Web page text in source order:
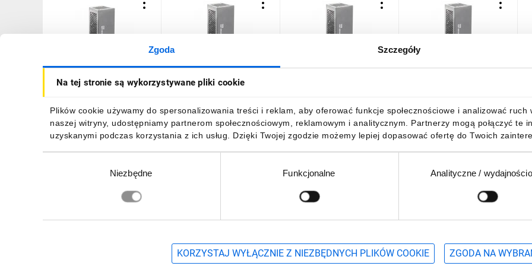
Zgoda Szczegóły
Na tej stronie są wykorzystywane pliki cookie
Plików cookie używamy do spersonalizowania treści i reklam, aby oferować funkcje społecznościowe i analizować
naszej witryny, udostępniamy partnerom społecznościowym, reklamowym i analitycznym. Partnerzy mogą połączyć
uzyskanymi podczas korzystania z ich usług. Dzięki Twojej zgodzie możemy lepiej dopasować ofertę do Twoich
Niezbędne Funkcjonalne Analityczne /
KORZYSTAJ WYŁĄCZNIE Z NIEZBĘDNYCH PLIKÓW COOKIE ZGODA NA
Kompensator mocy biernej
pojemnościowej LED MAX
RABB7012G6W16
12 315,84 zł brutto
Kompensator mocy biernej
pojemnościowej LED MAX
stopniowa nadążna,
RABB7012G6W21
8839,43 zł brutto
stopniowa nadążna,
RABB7012G6W26
6689,08 złbrutto
stopniowa nadążna,
RABB7012G6W15
10 005,09 złbrutto
DO KOSZYKA
Zapisz się, aby otrzymać informacje o nowościach, promocjach i wyprzedażach